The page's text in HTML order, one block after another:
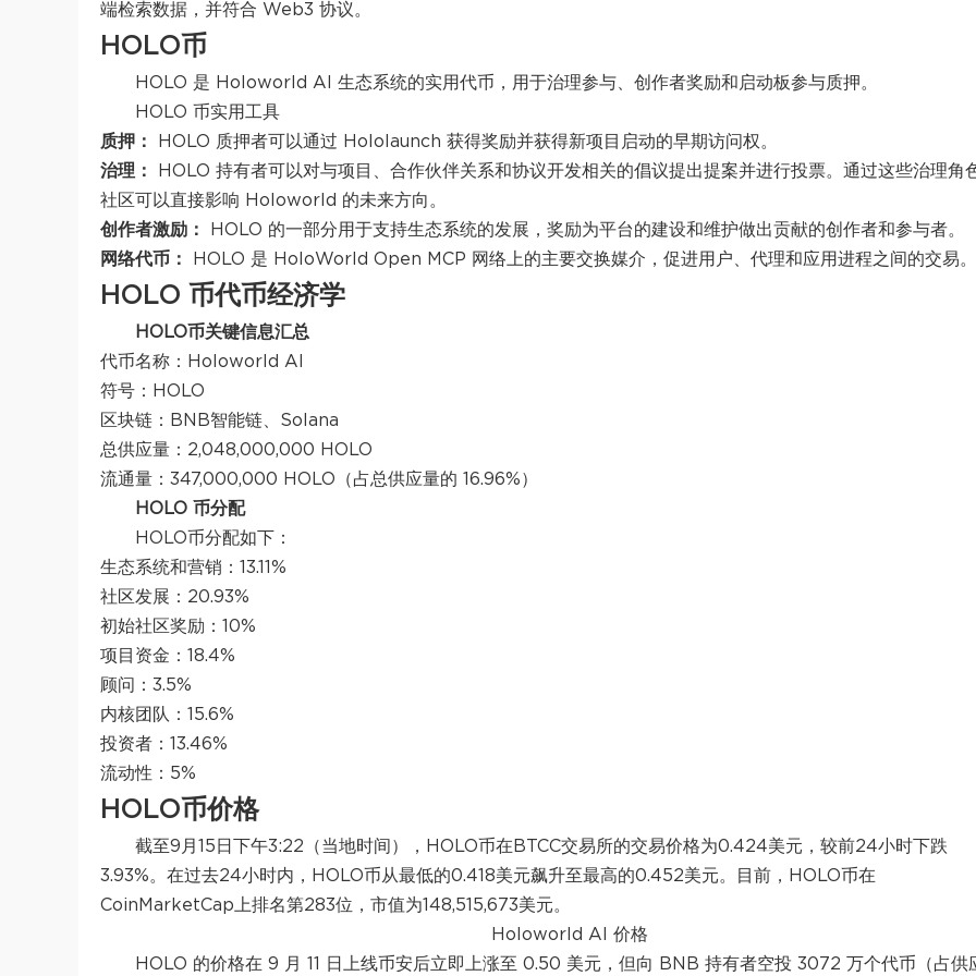
端检索数据，并符合 Web3 协议。
HOLO币
HOLO 是 Holoworld AI 生态系统的实用代币，用于治理参与、创作者奖励和启动板参与质押。
HOLO 币实用工具
质押：
HOLO 质押者可以通过 Hololaunch 获得奖励并获得新项目启动的早期访问权。
治理：
HOLO 持有者可以对与项目、合作伙伴关系和协议开发相关的倡议提出提案并进行投票。通过这些治理角
社区可以直接影响 Holoworld 的未来方向。
创作者激励：
HOLO 的一部分用于支持生态系统的发展，奖励为平台的建设和维护做出贡献的创作者和参与者。
网络代币：
HOLO 是 HoloWorld Open MCP 网络上的主要交换媒介，促进用户、代理和应用进程之间的交易。
HOLO 币代币经济学
HOLO币关键信息汇总
代币名称：Holoworld AI
符号：HOLO
区块链：BNB智能链、Solana
总供应量：2,048,000,000 HOLO
流通量：347,000,000 HOLO（占总供应量的 16.96%）
HOLO 币分配
HOLO币分配如下：
生态系统和营销：13.11%
社区发展：20.93%
初始社区奖励：10%
项目资金：18.4%
顾问：3.5%
内核团队：15.6%
投资者：13.46%
流动性：5%
HOLO币价格
截至9月15日下午3:22（当地时间），HOLO币在BTCC交易所的交易价格为0.424美元，较前24小时下跌
3.93%。在过去24小时内，HOLO币从最低的0.418美元飙升至最高的0.452美元。目前，HOLO币在
CoinMarketCap上排名第283位，市值为148,515,673美元。
Holoworld AI 价格
HOLO 的价格在 9 月 11 日上线币安后立即上涨至 0.50 美元，但向 BNB 持有者空投 3072 万个代币（占供